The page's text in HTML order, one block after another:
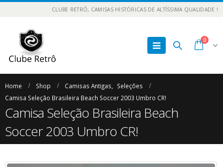
CLUBE RETRÔ, CAMISAS HISTÓRICAS DE ALTÍSSIMA QUALIDADE !
0
Home Shop Camisas Antigas
Seleções
Camisa Seleção Brasileira Beach Soccer 2003 Umbro CR!
Camisa Seleção Brasileira Beach
Soccer 2003 Umbro CR!